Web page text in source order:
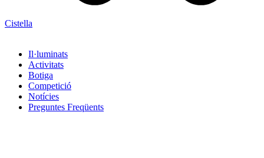
Cistella
Il·luminats
Activitats
Botiga
Competició
Notícies
Preguntes Freqüents